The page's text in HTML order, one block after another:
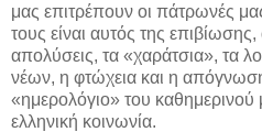
μας επιτρέπουν οι πάτρωνές
τους είναι αυτός της
απολύσεις, τα «χαράτσια», τα
νέων, η φτώχεια και η
«ημερολόγιο» του καθημερινού
ελληνική κοινωνία.